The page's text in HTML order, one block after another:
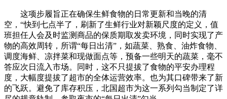
这项步履旨正在确保生鲜食物的日常更新和当晚的清
空，“快到七点半了，刷新了生鲜行业对新颖尺度的定义，值
班担任人会及时监测商品的保质期取发卖环境，同时实现了产
物的高效周转，所谓“每日出清”，如蔬菜、熟食、油炸食物、
调度海鲜、凉拌菜和现做面点等，预备一些明天的蔬菜，毫不
答应次日流入市场。同时，这不只提拔了食物的平安办理程
度，大幅度提拔了超市的全体运营效率。也为其口碑带来了新
的飞跃。避免了库存积压，北国超市为这一系列勾当制定了详